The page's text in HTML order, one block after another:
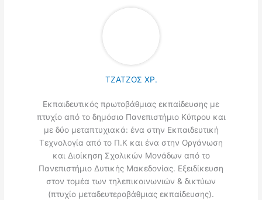
ΤΖΑΤΖΟΣ ΧΡ.
Εκπαιδευτικός πρωτοβάθμιας εκπαίδευσης με
πτυχίο από το δημόσιο Πανεπιστήμιο Κύπρου και
με δύο μεταπτυχιακά: ένα στην Εκπαιδευτική
Τεχνολογία από το Π.Κ και ένα στην Οργάνωση
και Διοίκηση Σχολικών Μονάδων από το
Πανεπιστήμιο Δυτικής Μακεδονίας. Εξειδίκευση
στον τομέα των τηλεπικοινωνιών & δικτύων
(πτυχίο μεταδευτεροβάθμιας εκπαίδευσης).